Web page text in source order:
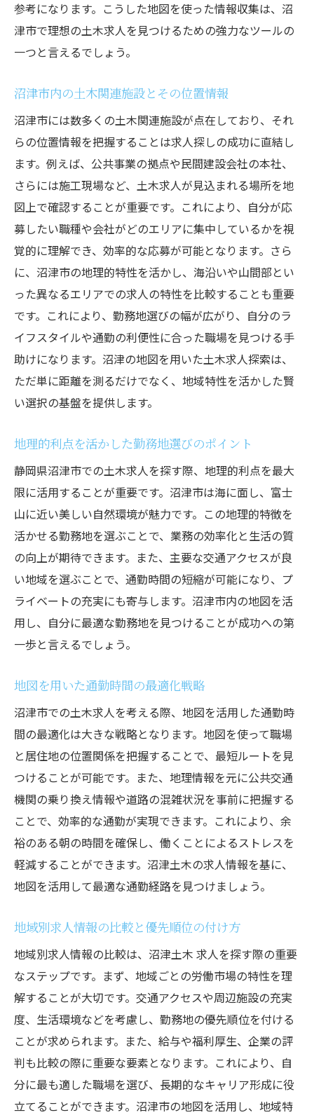
参考になります。こうした地図を使った情報収集は、沼
津市で理想の土木求人を見つけるための強力なツールの
一つと言えるでしょう。
沼津市内の土木関連施設とその位置情報
沼津市には数多くの土木関連施設が点在しており、それ
らの位置情報を把握することは求人探しの成功に直結し
ます。例えば、公共事業の拠点や民間建設会社の本社、
さらには施工現場など、土木求人が見込まれる場所を地
図上で確認することが重要です。これにより、自分が応
募したい職種や会社がどのエリアに集中しているかを視
覚的に理解でき、効率的な応募が可能となります。さら
に、沼津市の地理的特性を活かし、海沿いや山間部とい
った異なるエリアでの求人の特性を比較することも重要
です。これにより、勤務地選びの幅が広がり、自分のラ
イフスタイルや通勤の利便性に合った職場を見つける手
助けになります。沼津の地図を用いた土木求人探索は、
ただ単に距離を測るだけでなく、地域特性を活かした賢
い選択の基盤を提供します。
地理的利点を活かした勤務地選びのポイント
静岡県沼津市での土木求人を探す際、地理的利点を最大
限に活用することが重要です。沼津市は海に面し、富士
山に近い美しい自然環境が魅力です。この地理的特徴を
活かせる勤務地を選ぶことで、業務の効率化と生活の質
の向上が期待できます。また、主要な交通アクセスが良
い地域を選ぶことで、通勤時間の短縮が可能になり、プ
ライベートの充実にも寄与します。沼津市内の地図を活
用し、自分に最適な勤務地を見つけることが成功への第
一歩と言えるでしょう。
地図を用いた通勤時間の最適化戦略
沼津市での土木求人を考える際、地図を活用した通勤時
間の最適化は大きな戦略となります。地図を使って職場
と居住地の位置関係を把握することで、最短ルートを見
つけることが可能です。また、地理情報を元に公共交通
機関の乗り換え情報や道路の混雑状況を事前に把握する
ことで、効率的な通勤が実現できます。これにより、余
裕のある朝の時間を確保し、働くことによるストレスを
軽減することができます。沼津土木の求人情報を基に、
地図を活用して最適な通勤経路を見つけましょう。
地域別求人情報の比較と優先順位の付け方
地域別求人情報の比較は、沼津土木 求人を探す際の重要
なステップです。まず、地域ごとの労働市場の特性を理
解することが大切です。交通アクセスや周辺施設の充実
度、生活環境などを考慮し、勤務地の優先順位を付ける
ことが求められます。また、給与や福利厚生、企業の評
判も比較の際に重要な要素となります。これにより、自
分に最も適した職場を選び、長期的なキャリア形成に役
立てることができます。沼津市の地図を活用し、地域特